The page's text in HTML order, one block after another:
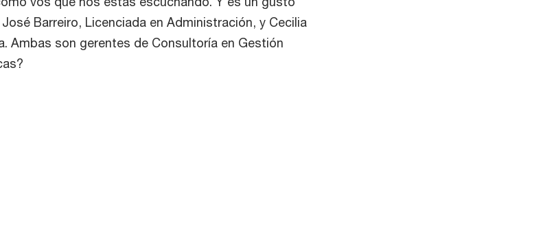
Barreiro, Licenciada en Administración, y Cecilia
Ambas son gerentes de Consultoría en Gestión